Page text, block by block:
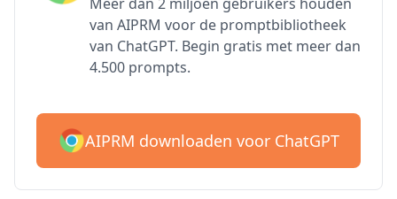
Meer dan 2 miljoen gebruikers houden
van AIPRM voor de promptbibliotheek
van ChatGPT. Begin gratis met meer dan
4.500 prompts.
AIPRM downloaden voor ChatGPT